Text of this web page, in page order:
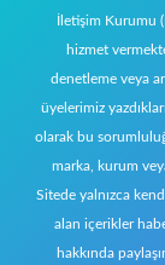
İletişim Kurumu
hizmet
denetleme veya
üyelerimiz
olarak bu
marka, kurum
Sitede yalnızca
alan içerikler
hakkında